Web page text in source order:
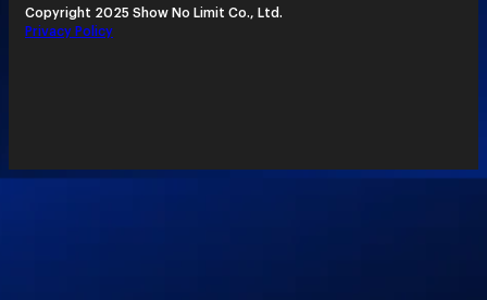
Copyright 2025 Show No Limit Co., Ltd.
Privacy Policy